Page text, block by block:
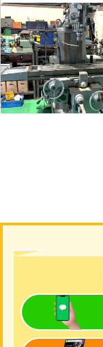
#1.5ラムフライス盤
メーカー 静岡
形 式VHR-A
年 式1989